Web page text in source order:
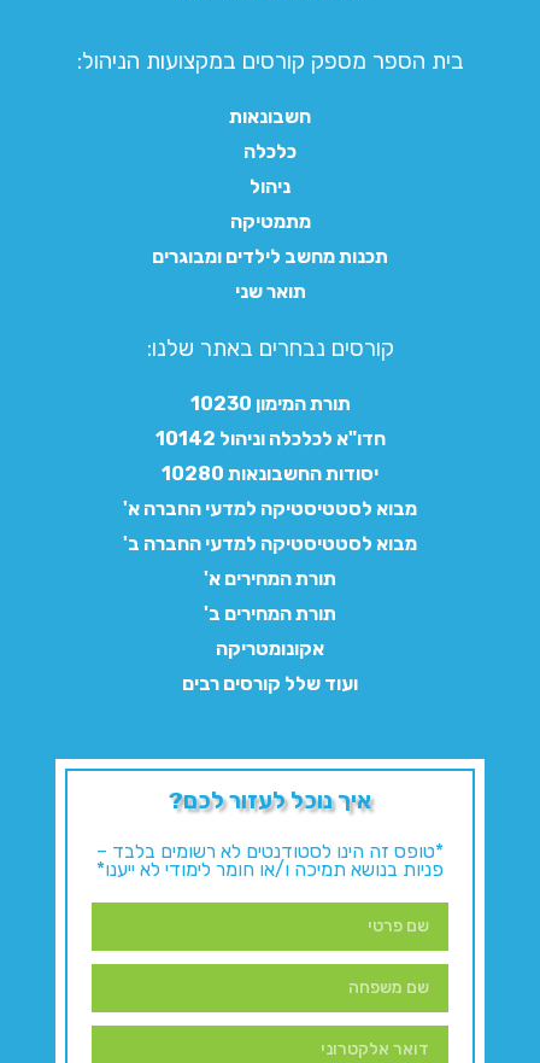
בית הספר מספק קורסים במקצועות הניהול:
חשבונאות
כלכלה
ניהול
מתמטיקה
תכנות מחשב לילדים ומבוגרים
תואר שני
קורסים נבחרים באתר שלנו:​
תורת המימון 10230
חדו"א לכלכלה וניהול 10142
יסודות החשבונאות 10280
מבוא לסטטיסטיקה למדעי החברה א'
מבוא לסטטיסטיקה למדעי החברה ב'
תורת המחירים א'
תורת המחירים ב'
אקונומטריקה
ועוד שלל קורסים רבים
איך נוכל לעזור לכם?
*טופס זה הינו לסטודנטים לא רשומים בלבד –
פניות בנושא תמיכה ו/או חומר לימודי לא ייענו*